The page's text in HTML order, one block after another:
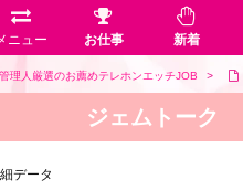
ニュー お仕事 新着
管理人厳選のお薦めテレホンエッチJOB >
ジェムトーク
データ